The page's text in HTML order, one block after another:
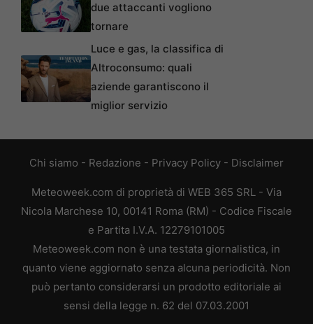
due attaccanti vogliono
tornare
Luce e gas, la classifica di
Altroconsumo: quali
aziende garantiscono il
miglior servizio
Chi siamo - Redazione - Privacy Policy - Disclaimer
Meteoweek.com di proprietà di WEB 365 SRL - Via
Nicola Marchese 10, 00141 Roma (RM) - Codice Fiscale
e Partita I.V.A. 12279101005
Meteoweek.com non è una testata giornalistica, in
quanto viene aggiornato senza alcuna periodicità. Non
può pertanto considerarsi un prodotto editoriale ai
sensi della legge n. 62 del 07.03.2001